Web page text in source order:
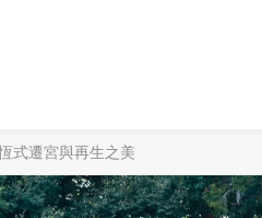
式遷宮與再生之美